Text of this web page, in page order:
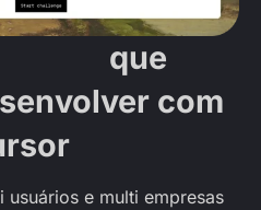
que
com
usuários e multi empresas